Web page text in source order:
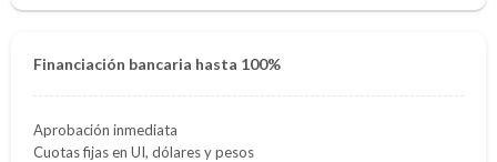
Financiación bancaria hasta 100%
Aprobación inmediata
Cuotas fijas en UI, dólares y pesos